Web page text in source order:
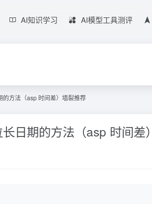
AI知识学习 AI模型工具测评
方法（asp 时间差）墙裂推荐
日期的方法（asp 时间差